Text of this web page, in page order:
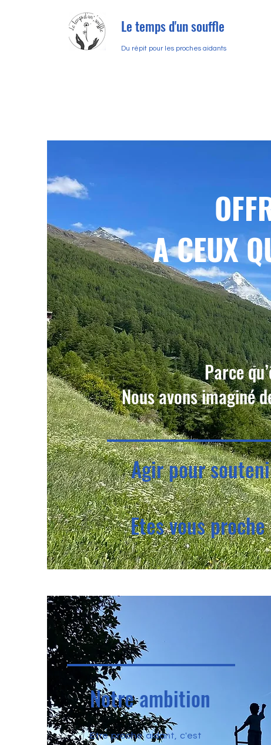
Le temps d'un souffle
Du répit pour les proches aidants
A CEUX
Parce
Nous avons imaginé
Agir pour
Etes vous
Notre ambition
Etre proche aidant, c'est